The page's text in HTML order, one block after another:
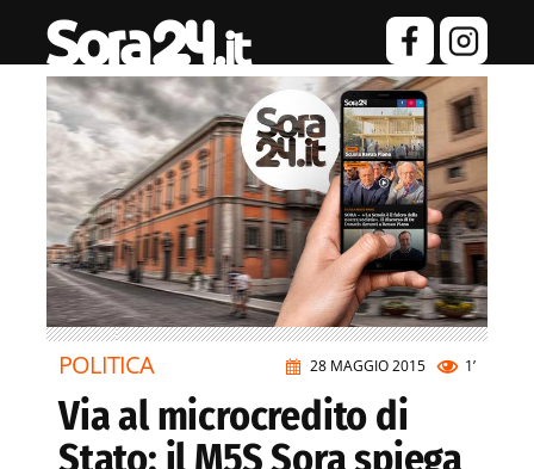
28 MAGGIO 2015 1’
POLITICA
Via al microcredito di
Stato: il M5S Sora spiega